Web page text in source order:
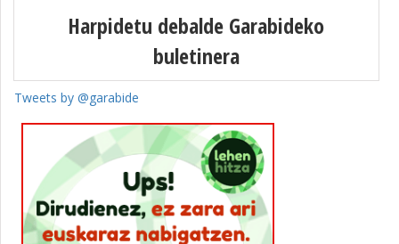
Harpidetu debalde Garabideko
buletinera
Tweets by @garabide